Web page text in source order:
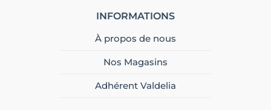
INFORMATIONS
À propos de nous
Nos Magasins
Adhérent Valdelia